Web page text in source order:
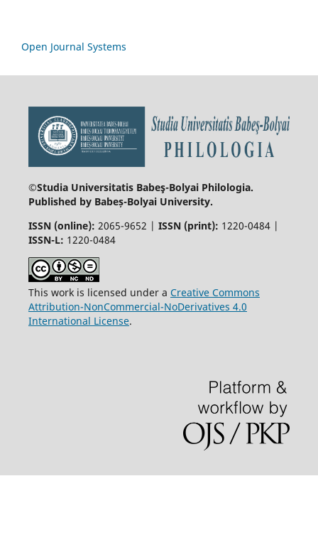
Open Journal Systems
©Studia Universitatis Babeş-Bolyai Philologia.
Published by Babeș-Bolyai University.
ISSN (online): 2065-9652 | ISSN (print): 1220-0484 |
ISSN-L: 1220-0484
This work is licensed under a Creative Commons
Attribution-NonCommercial-NoDerivatives 4.0
International License.